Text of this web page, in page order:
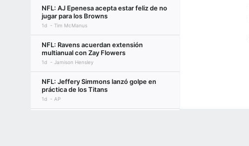
NFL: AJ Epenesa acepta estar feliz de no
jugar para los Browns
1d Tim McManus
NFL: Ravens acuerdan extensión
multianual con Zay Flowers
1d Jamison Hensley
NFL: Jeffery Simmons lanzó golpe en
práctica de los Titans
1d AP